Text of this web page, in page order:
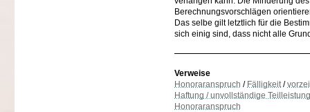
Berechnungsvorschlägen
Das selbe gilt letztlich für die
sich einig sind, dass nicht alle
Verweise
Honoraranspruch / Fälligkeit/
Haftung / unvollständige
Honoraranspruch